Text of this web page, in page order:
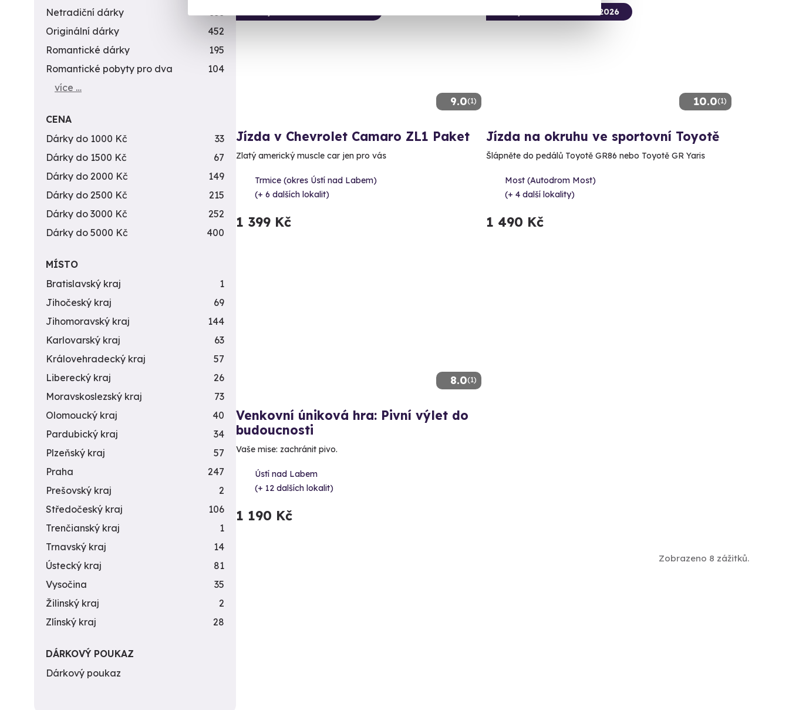
9.0(1)
Jízda v Chevrolet Camaro ZL1 Paket
Zlatý americký muscle car jen pro vás
Trmice (okres Ústí nad Labem)
(+ 6 dalších lokalit)
1 399 Kč
10.0(1)
Volný termín už 08. 08. 2026
Jízda na okruhu ve sportovní Toyotě
Šlápněte do pedálů Toyotě GR86 nebo Toyotě GR Yaris
Most (Autodrom Most)
(+ 4 další lokality)
1 490 Kč
8.0(1)
Venkovní úniková hra: Pivní výlet do
budoucnosti
Vaše mise: zachránit pivo.
Ústí nad Labem
(+ 12 dalších lokalit)
1 190 Kč
Zobrazeno 8 zážitků.
Netradiční dárky
353
Originální dárky
452
Romantické dárky
195
Romantické pobyty pro dva
104
více …
CENA
Dárky do 1000 Kč
33
Dárky do 1500 Kč
67
Dárky do 2000 Kč
149
Dárky do 2500 Kč
215
Dárky do 3000 Kč
252
Dárky do 5000 Kč
400
MÍSTO
Bratislavský kraj
1
Jihočeský kraj
69
Jihomoravský kraj
144
Karlovarský kraj
63
Královehradecký kraj
57
Liberecký kraj
26
Moravskoslezský kraj
73
Olomoucký kraj
40
Pardubický kraj
34
Plzeňský kraj
57
Praha
247
Prešovský kraj
2
Středočeský kraj
106
Trenčianský kraj
1
Trnavský kraj
14
Ústecký kraj
81
Vysočina
35
Žilinský kraj
2
Zlínský kraj
28
DÁRKOVÝ POUKAZ
Dárkový poukaz